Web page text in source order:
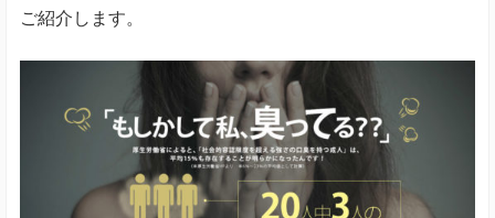
ご紹介します。